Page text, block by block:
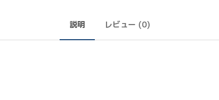
説明 レビュー (0)